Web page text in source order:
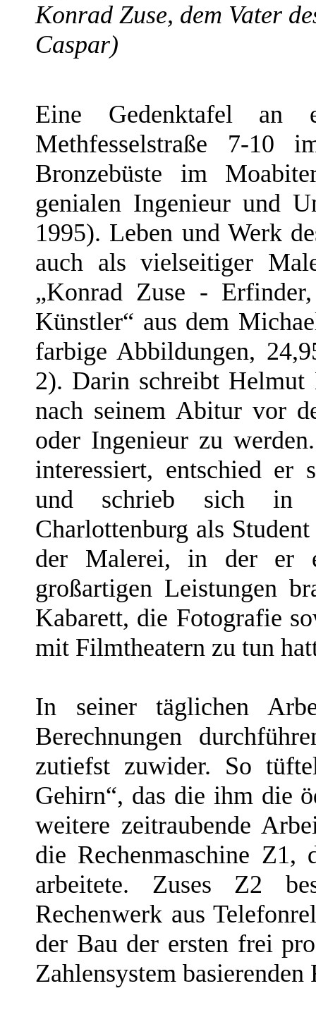
Konrad Zuse, dem Vater
Caspar)
Eine Gedenktafel an
Methfesselstraße 7-10
Bronzebüste im
genialen Ingenieur und
1995). Leben und Werk
auch als vielseitiger
„Konrad Zuse -
Künstler“ aus dem
farbige Abbildungen,
2). Darin schreibt Helmut
nach seinem Abitur vor
oder Ingenieur zu
interessiert, entschied er
und schrieb sich in
Charlottenburg als
der Malerei, in der er
großartigen Leistungen
Kabarett, die Fotografie
mit Filmtheatern zu tun
In seiner täglichen
Berechnungen
zutiefst zuwider. So
Gehirn“, das die ihm die
weitere zeitraubende
die Rechenmaschine Z1,
arbeitete. Zuses Z2
Rechenwerk aus
der Bau der ersten frei
Zahlensystem